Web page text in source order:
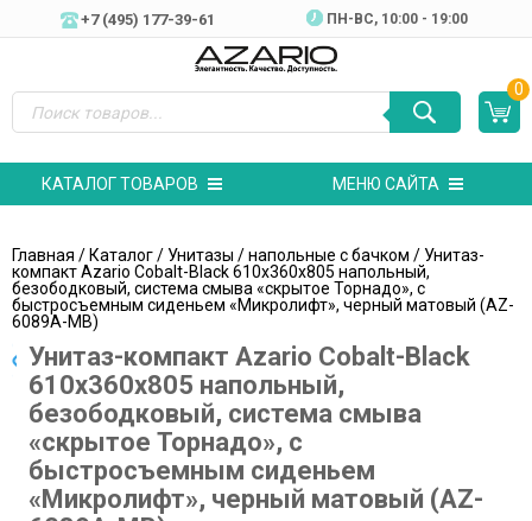
+7 (495) 177-39-61 ПН-ВC, 10:00 - 19:00
0
КАТАЛОГ ТОВАРОВ МЕНЮ САЙТА
Главная /Каталог/ Унитазы /напольные с бачком / Унитаз-
компакт Azario Cobalt-Black 610x360x805 напольный,
безободковый, система смыва «скрытое Торнадо», с
быстросъемным сиденьем «Микролифт», черный матовый (AZ-
6089A-MB)
Унитаз-компакт Azario Cobalt-Black
610x360x805 напольный,
безободковый, система смыва
«скрытое Торнадо», с
быстросъемным сиденьем
«Микролифт», черный матовый (AZ-